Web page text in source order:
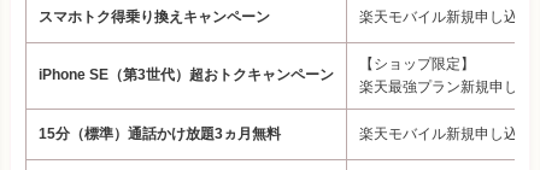
スマホトク得乗り換えキャンペーン 楽天モバイル新規申し込み
iPhone SE（第3世代）超おトクキャンペーン
【ショップ限定】
楽天最強プラン新規申し
15分（標準）通話かけ放題3ヵ月無料 楽天モバイル新規申し込み